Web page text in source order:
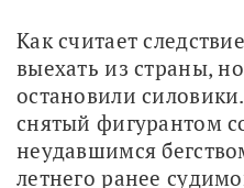
Как считает
выехать из страны,
остановили
снятый фигурантом
неудавшимся
летнего ранее